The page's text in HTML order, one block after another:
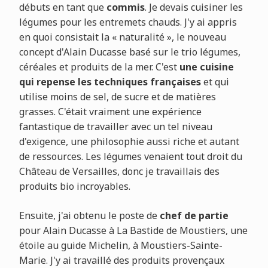
débuts en tant que commis. Je devais cuisiner les
légumes pour les entremets chauds. J'y ai appris
en quoi consistait la « naturalité », le nouveau
concept d'Alain Ducasse basé sur le trio légumes,
céréales et produits de la mer. C'est une cuisine
qui repense les techniques françaiseset qui
utilise moins de sel, de sucre et de matières
grasses. C'était vraiment une expérience
fantastique de travailler avec un tel niveau
d'exigence, une philosophie aussi riche et autant
de ressources. Les légumes venaient tout droit du
Château de Versailles, donc je travaillais des
produits bio incroyables.
Ensuite, j'ai obtenu le poste de chef de partie
pour Alain Ducasse à La Bastide de Moustiers, une
étoile au guide Michelin, à Moustiers-Sainte-
Marie. J'y ai travaillé des produits provençaux